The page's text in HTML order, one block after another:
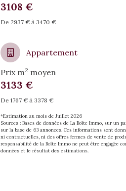
3108 €
De 2937 € à 3470 €
Appartement
Prix m2 moyen
3133 €
De 1767 € à 3378 €
*Estimation au mois de Juillet 2026
Sources : Bases de données de La Boîte Immo, sur un
sur la base de 63 annonces. Ces informations sont
ni contractuelles, ni des offres fermes de vente de
responsabilité de la Boîte Immo ne peut être engagée
données et le résultat des estimations.